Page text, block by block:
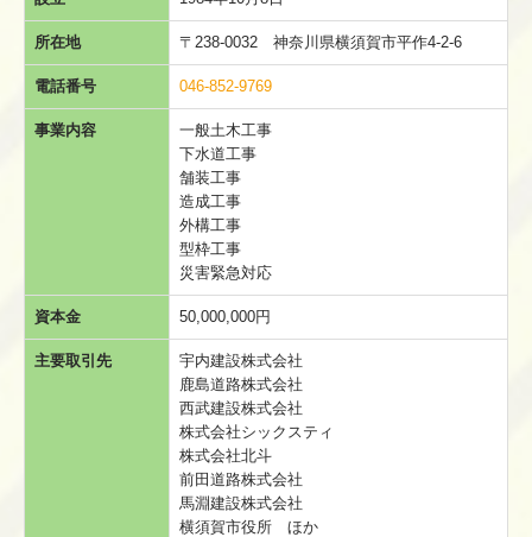
所在地 〒238-0032 神奈川県横須賀市平作4-2-6
電話番号 046-852-9769
事業内容
一般土木工事
下水道工事
舗装工事
造成工事
外構工事
型枠工事
災害緊急対応
資本金 50,000,000円
主要取引先
宇内建設株式会社
鹿島道路株式会社
西武建設株式会社
株式会社シックスティ
株式会社北斗
前田道路株式会社
馬淵建設株式会社
横須賀市役所 ほか